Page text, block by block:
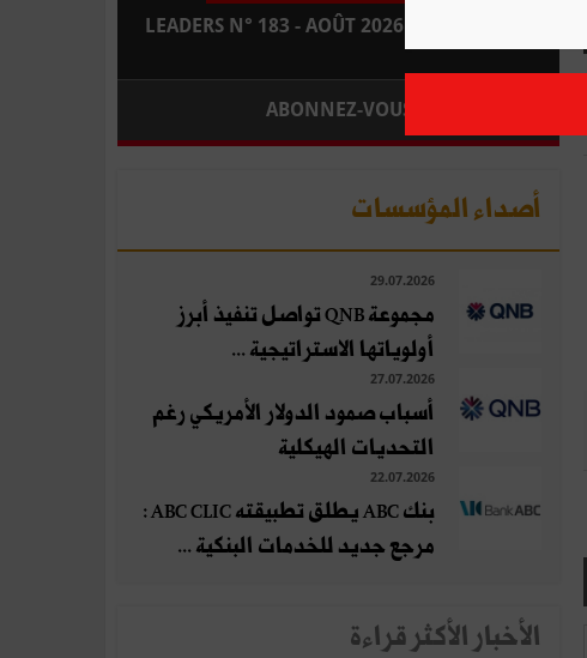
LEADERS N° 183 - AOÛT 2026 : EN KIOSQUE
ABONNEZ-VOUS
أصداء المؤسسات
29.07.2026
مجموعة QNB تواصل تنفيذ أبرز
أولوياتها الاستراتيجية ...
27.07.2026
أسباب صمود الدولار الأمريكي رغم
التحديات الهيكلية
22.07.2026
بنك ABC يطلق تطبيقته ABC CLIC :
مرجع جديد للخدمات البنكية ...
الأخبار الأكثر قراءة